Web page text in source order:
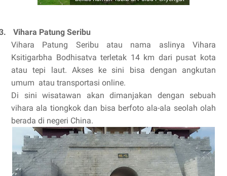
Vihara Patung Seribu
Vihara Patung Seribu atau nama aslinya Vihara
Ksitigarbha Bodhisatva terletak 14 km dari pusat kota
atau tepi laut. Akses ke sini bisa dengan angkutan
umum atau transportasi online.
Di sini wisatawan akan dimanjakan dengan sebuah
vihara ala tiongkok dan bisa berfoto ala-ala seolah olah
berada di negeri China.